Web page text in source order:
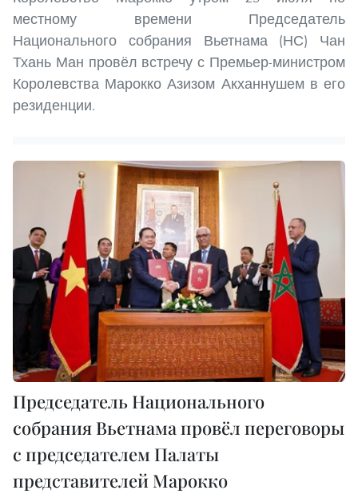
местному времени Председатель
Национального собрания Вьетнама (НС) Чан
Тхань Ман провёл встречу с Премьер-министром
Королевства Марокко Азизом Акханнушем в его
резиденции.
Председатель Национального
собрания Вьетнама провёл переговоры
с председателем Палаты
представителей Марокко